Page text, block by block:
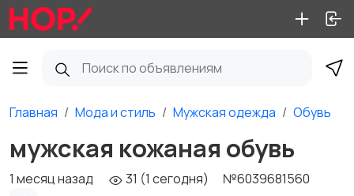
Главная Мода и стиль Мужская одежда Обувь
мужская кожаная обувь
1 месяц назад 31 (1 сегодня) №6039681560